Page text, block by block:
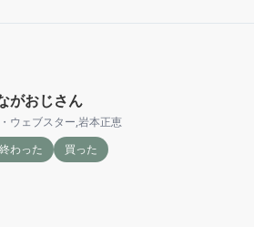
がおじさん
ウェブスター,岩本正恵
わった
買った